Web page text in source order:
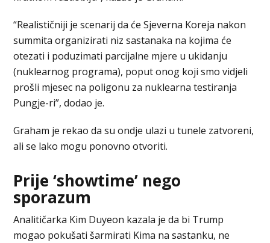
“Realističniji je scenarij da će Sjeverna Koreja nakon
summita organizirati niz sastanaka na kojima će
otezati i poduzimati parcijalne mjere u ukidanju
(nuklearnog programa), poput onog koji smo vidjeli
prošli mjesec na poligonu za nuklearna testiranja
Pungje-ri”, dodao je.
Graham je rekao da su ondje ulazi u tunele zatvoreni,
ali se lako mogu ponovno otvoriti.
Prije ‘showtime’ nego
sporazum
Analitičarka Kim Duyeon kazala je da bi Trump
mogao pokušati šarmirati Kima na sastanku, ne